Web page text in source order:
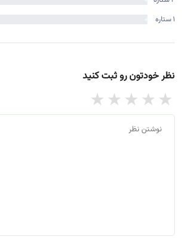
1 ستاره
نظر خودتون رو ثبت کنید